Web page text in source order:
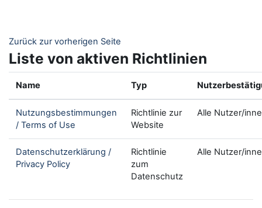
Zurück zur vorherigen Seite
Liste von aktiven Richtlinien
Name Typ
Nutzungsbestimmungen
/ Terms of Use
Richtlinie zur
Website
Alle Nutzer/
Datenschutzerklärung /
Privacy Policy
Richtlinie
zum
Datenschutz
Alle Nutzer/